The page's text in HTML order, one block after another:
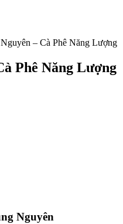
– Cà Phê Năng Lượng
Phê Năng Lượng
Nguyên